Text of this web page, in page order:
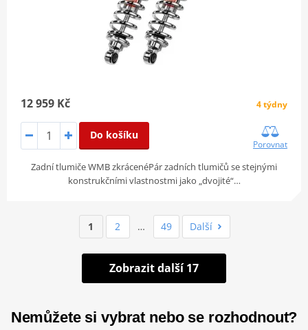
12 959 Kč 4 týdny
Do košíku
Porovnat
Zadní tlumiče WMB zkrácenéPár zadních tlumičů se stejnými
konstrukčními vlastnostmi jako „dvojité“…
1 2 … 49 Další
Zobrazit další 17
Nemůžete si vybrat nebo se rozhodnout?